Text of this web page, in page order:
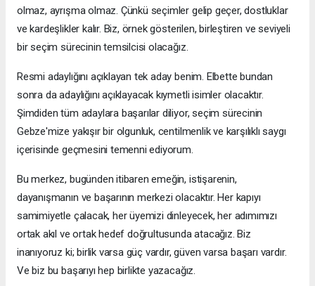
olmaz, ayrışma olmaz. Çünkü seçimler gelip geçer, dostluklar
ve kardeşlikler kalır. Biz, örnek gösterilen, birleştiren ve seviyeli
bir seçim sürecinin temsilcisi olacağız.
Resmi adaylığını açıklayan tek aday benim. Elbette bundan
sonra da adaylığını açıklayacak kıymetli isimler olacaktır.
Şimdiden tüm adaylara başarılar diliyor, seçim sürecinin
Gebze'mize yakışır bir olgunluk, centilmenlik ve karşılıklı saygı
içerisinde geçmesini temenni ediyorum.
Bu merkez, bugünden itibaren emeğin, istişarenin,
dayanışmanın ve başarının merkezi olacaktır. Her kapıyı
samimiyetle çalacak, her üyemizi dinleyecek, her adımımızı
ortak akıl ve ortak hedef doğrultusunda atacağız. Biz
inanıyoruz ki; birlik varsa güç vardır, güven varsa başarı vardır.
Ve biz bu başarıyı hep birlikte yazacağız.